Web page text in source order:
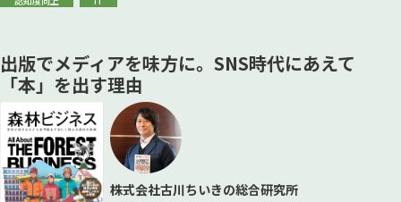
出版でメディアを味方に。SNS時代にあえて
「本」を出す理由
株式会社古川ちいきの総合研究所